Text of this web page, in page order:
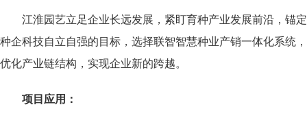
江淮园艺立足企业长远发展，紧盯育种产业发展前沿，锚定
种企科技自立自强的目标，选择联智智慧种业产销一体化系统，
优化产业链结构，实现企业新的跨越。
项目应用：